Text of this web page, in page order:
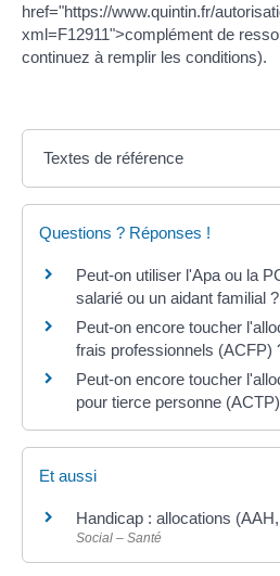
href="https://www.quintin.fr/
xml=F12911">complément de
continuez à remplir les conditions).
Textes de référence
Questions ? Réponses !
Peut-on utiliser l'Apa ou la
salarié ou un aidant familial ?
Peut-on encore toucher
frais professionnels (ACFP)
Peut-on encore toucher
pour tierce personne
Et aussi
Handicap : allocations
Social – Santé